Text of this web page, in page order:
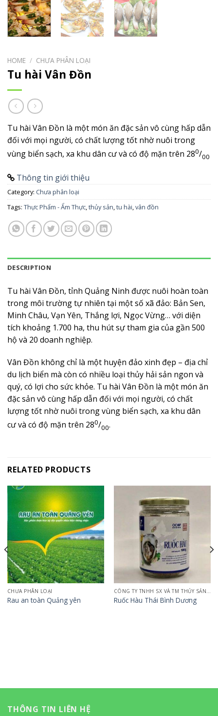
HOME / CHƯA PHÂN LOẠI
Tu hài Vân Đồn
Tu hài Vân Đồn là một món ăn đặc sản vô cùng hấp dẫn
đối với mọi người, có chất lượng tốt nhờ nuôi trong
vùng biển sạch, xa khu dân cư và có độ mặn trên 280/00
Thông tin giới thiệu
Category: Chưa phân loại
Tags: Thực Phẩm - Ẩm Thực,thủy sản,tu hài,vân đồn
DESCRIPTION
Tu hài Vân Đồn, tỉnh Quảng Ninh được nuôi hoàn toàn
trong môi trường tự nhiên tại một số xã đảo: Bản Sen,
Minh Châu, Vạn Yên, Thắng lợi, Ngọc Vừng… với diện
tích khoảng 1.700 ha, thu hút sự tham gia của gần 500
hộ và 20 doanh nghiệp.
Vân Đồn không chỉ là một huyện đảo xinh đẹp – địa chỉ
du lịch biển mà còn có nhiều loại thủy hải sản ngon và
quý, có lợi cho sức khỏe. Tu hài Vân Đồn là một món ăn
đặc sản vô cùng hấp dẫn đối với mọi người, có chất
lượng tốt nhờ nuôi trong vùng biển sạch, xa khu dân
cư và có độ mặn trên 280/00.
RELATED PRODUCTS
CHƯA PHÂN LOẠI
Rau an toàn Quảng yên
CÔNG TY TNHH SX VÀ TM THỦY SẢN QUẢNG NINH
Ruốc Hàu Thái Bình Dương
THÔNG TIN LIÊN HỆ